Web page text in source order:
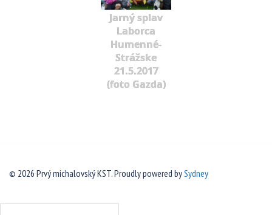
Jarný splav
Laborca
Humenné-
Strážske
21.5.2017
(foto Gazda)
© 2026 Prvý michalovský KST. Proudly powered bySydney